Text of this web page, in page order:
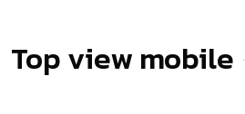
Top view mobile